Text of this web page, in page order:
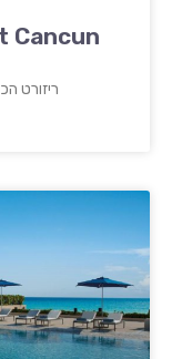
Cancun
ריזורט